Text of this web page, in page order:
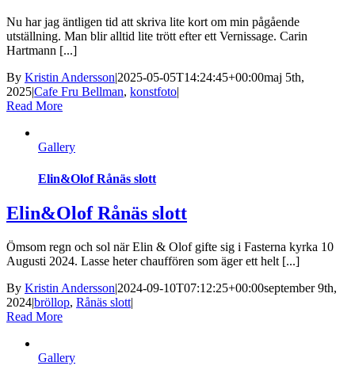
Nu har jag äntligen tid att skriva lite kort om min pågående
utställning. Man blir alltid lite trött efter ett Vernissage. Carin
Hartmann [...]
By Kristin Andersson|2025-05-05T14:24:45+00:00maj 5th,
2025|Cafe Fru Bellman, konstfoto|
Read More
Gallery
Elin&Olof Rånäs slott
Elin&Olof Rånäs slott
Ömsom regn och sol när Elin & Olof gifte sig i Fasterna kyrka 10
Augusti 2024. Lasse heter chauffören som äger ett helt [...]
By Kristin Andersson|2024-09-10T07:12:25+00:00september 9th,
2024|bröllop, Rånäs slott|
Read More
Gallery